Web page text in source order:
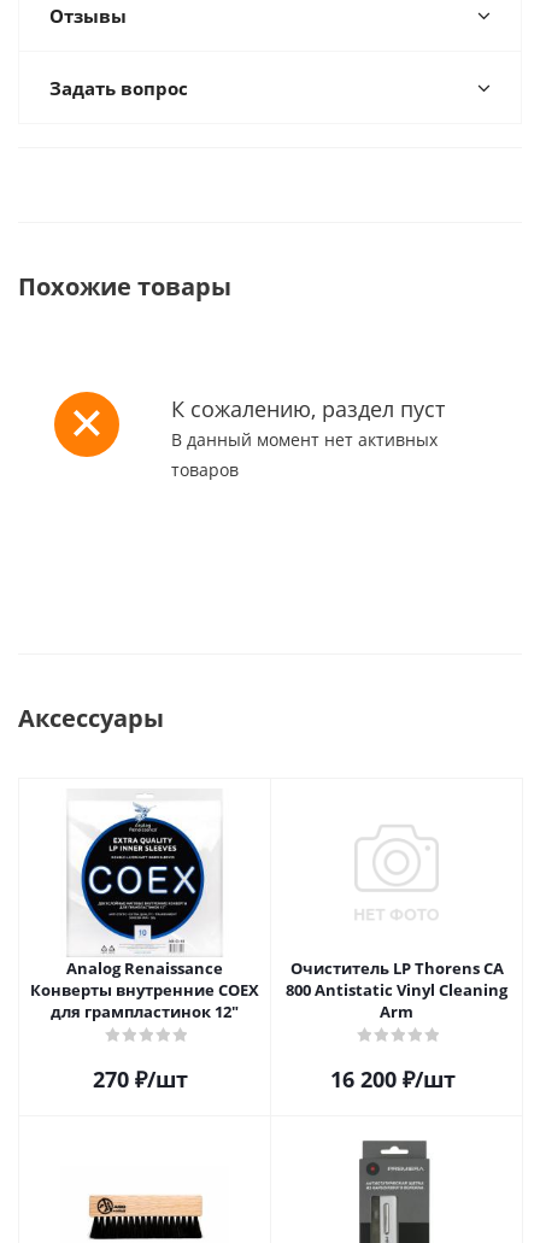
Отзывы
Задать вопрос
Похожие товары
К сожалению, раздел пуст
В данный момент нет активных
товаров
Аксессуары
Analog Renaissance
Конверты внутренние COEX
для грампластинок 12"
270 ₽/шт
Очиститель LP Thorens CA
800 Antistatic Vinyl Cleaning
Arm
16 200₽/шт